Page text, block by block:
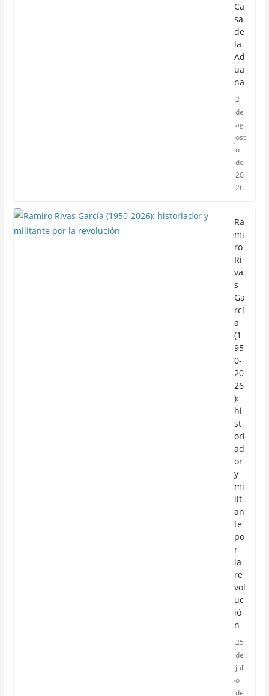
Ca
sa
de
la
Ad
ua
na
2
de
ag
ost
o
de
20
26
Ra
mi
ro
Ri
va
s
Ga
rcí
a
(1
95
0-
20
26
):
hi
st
ori
ad
or
y
mi
lit
an
te
po
r
la
re
vol
uc
ió
n
25
de
juli
o
de